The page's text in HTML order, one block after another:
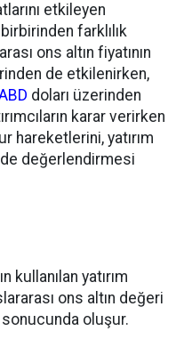
etkileyen
farklılık
ons altın fiyatının
de etkilenirken,
doları üzerinden
karar verirken
hareketlerini, yatırım
değerlendirmesi
kullanılan yatırım
ons altın değeri
oluşur.